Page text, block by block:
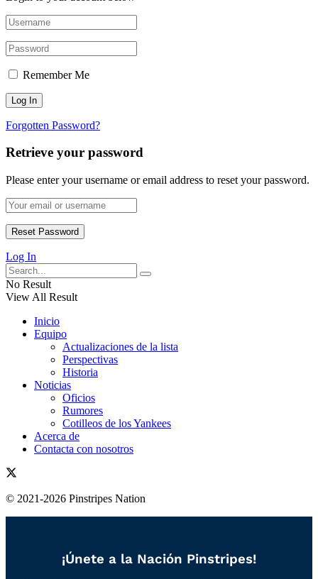
Remember Me
Forgotten Password?
Retrieve your password
Please enter your username or email address to reset your password.
Log In
No Result
View All Result
Inicio
Equipo
Actualizaciones de la lista
Perspectivas
Historia
Noticias
Oficios
Rumores
Cotilleos de los Yankees
Acerca de
Contacta con nosotros
© 2021-2026 Pinstripes Nation
¡Únete a la Nación Pinstripes!